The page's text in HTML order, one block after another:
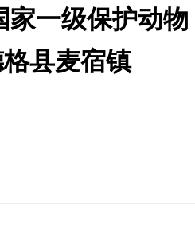
一级保护动物
县麦宿镇